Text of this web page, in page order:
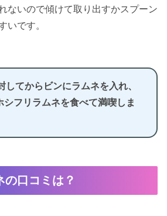
ないので傾けて取り出すかスプーン
いです。
してからビンにラムネを入れ、
シフリラムネを食べて満喫しま
の口コミは？